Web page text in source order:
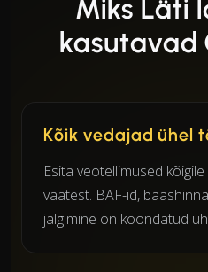
Miks Läti
kasutavad
Kõik vedajad ühel
Esita veotellimused
vaatest. BAF-id,
jälgimine on koondatud